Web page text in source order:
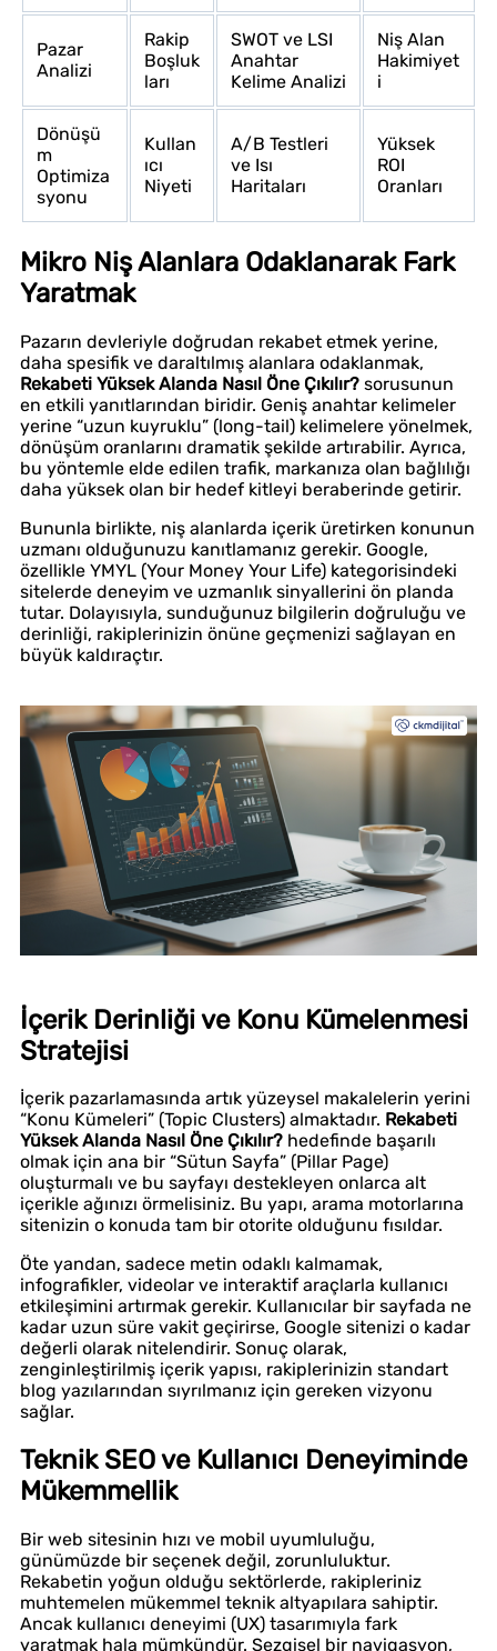
Pazar
Analizi
Rakip
Boşluk
ları
SWOT ve LSI
Anahtar
Kelime Analizi
Niş Alan
Hakimiyet
i
Dönüşü
m
Optimiza
syonu
Kullan
ıcı
Niyeti
A/B Testleri
ve Isı
Haritaları
Yüksek
ROI
Oranları
Mikro Niş Alanlara Odaklanarak Fark
Yaratmak
Pazarın devleriyle doğrudan rekabet etmek yerine,
daha spesifik ve daraltılmış alanlara odaklanmak,
Rekabeti Yüksek Alanda Nasıl Öne Çıkılır? sorusunun
en etkili yanıtlarından biridir. Geniş anahtar kelimeler
yerine “uzun kuyruklu” (long-tail) kelimelere yönelmek,
dönüşüm oranlarını dramatik şekilde artırabilir. Ayrıca,
bu yöntemle elde edilen trafik, markanıza olan bağlılığı
daha yüksek olan bir hedef kitleyi beraberinde getirir.
Bununla birlikte, niş alanlarda içerik üretirken konunun
uzmanı olduğunuzu kanıtlamanız gerekir. Google,
özellikle YMYL (Your Money Your Life) kategorisindeki
sitelerde deneyim ve uzmanlık sinyallerini ön planda
tutar. Dolayısıyla, sunduğunuz bilgilerin doğruluğu ve
derinliği, rakiplerinizin önüne geçmenizi sağlayan en
büyük kaldıraçtır.
İçerik Derinliği ve Konu Kümelenmesi
Stratejisi
İçerik pazarlamasında artık yüzeysel makalelerin yerini
“Konu Kümeleri” (Topic Clusters) almaktadır. Rekabeti
Yüksek Alanda Nasıl Öne Çıkılır? hedefinde başarılı
olmak için ana bir “Sütun Sayfa” (Pillar Page)
oluşturmalı ve bu sayfayı destekleyen onlarca alt
içerikle ağınızı örmelisiniz. Bu yapı, arama motorlarına
sitenizin o konuda tam bir otorite olduğunu fısıldar.
Öte yandan, sadece metin odaklı kalmamak,
infografikler, videolar ve interaktif araçlarla kullanıcı
etkileşimini artırmak gerekir. Kullanıcılar bir sayfada ne
kadar uzun süre vakit geçirirse, Google sitenizi o kadar
değerli olarak nitelendirir. Sonuç olarak,
zenginleştirilmiş içerik yapısı, rakiplerinizin standart
blog yazılarından sıyrılmanız için gereken vizyonu
sağlar.
Teknik SEO ve Kullanıcı Deneyiminde
Mükemmellik
Bir web sitesinin hızı ve mobil uyumluluğu,
günümüzde bir seçenek değil, zorunluluktur.
Rekabetin yoğun olduğu sektörlerde, rakipleriniz
muhtemelen mükemmel teknik altyapılara sahiptir.
Ancak kullanıcı deneyimi (UX) tasarımıyla fark
yaratmak hala mümkündür. Sezgisel bir navigasyon,